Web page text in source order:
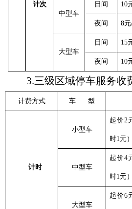
计次
中型车
日间 10
夜间 8
大型车
日间 15
夜间 10
3.三级区域停车服务收
计费方式 车 型
计时
小型车
起价2
时1元）
中型车
起价4
时1元）
大型车
起价6